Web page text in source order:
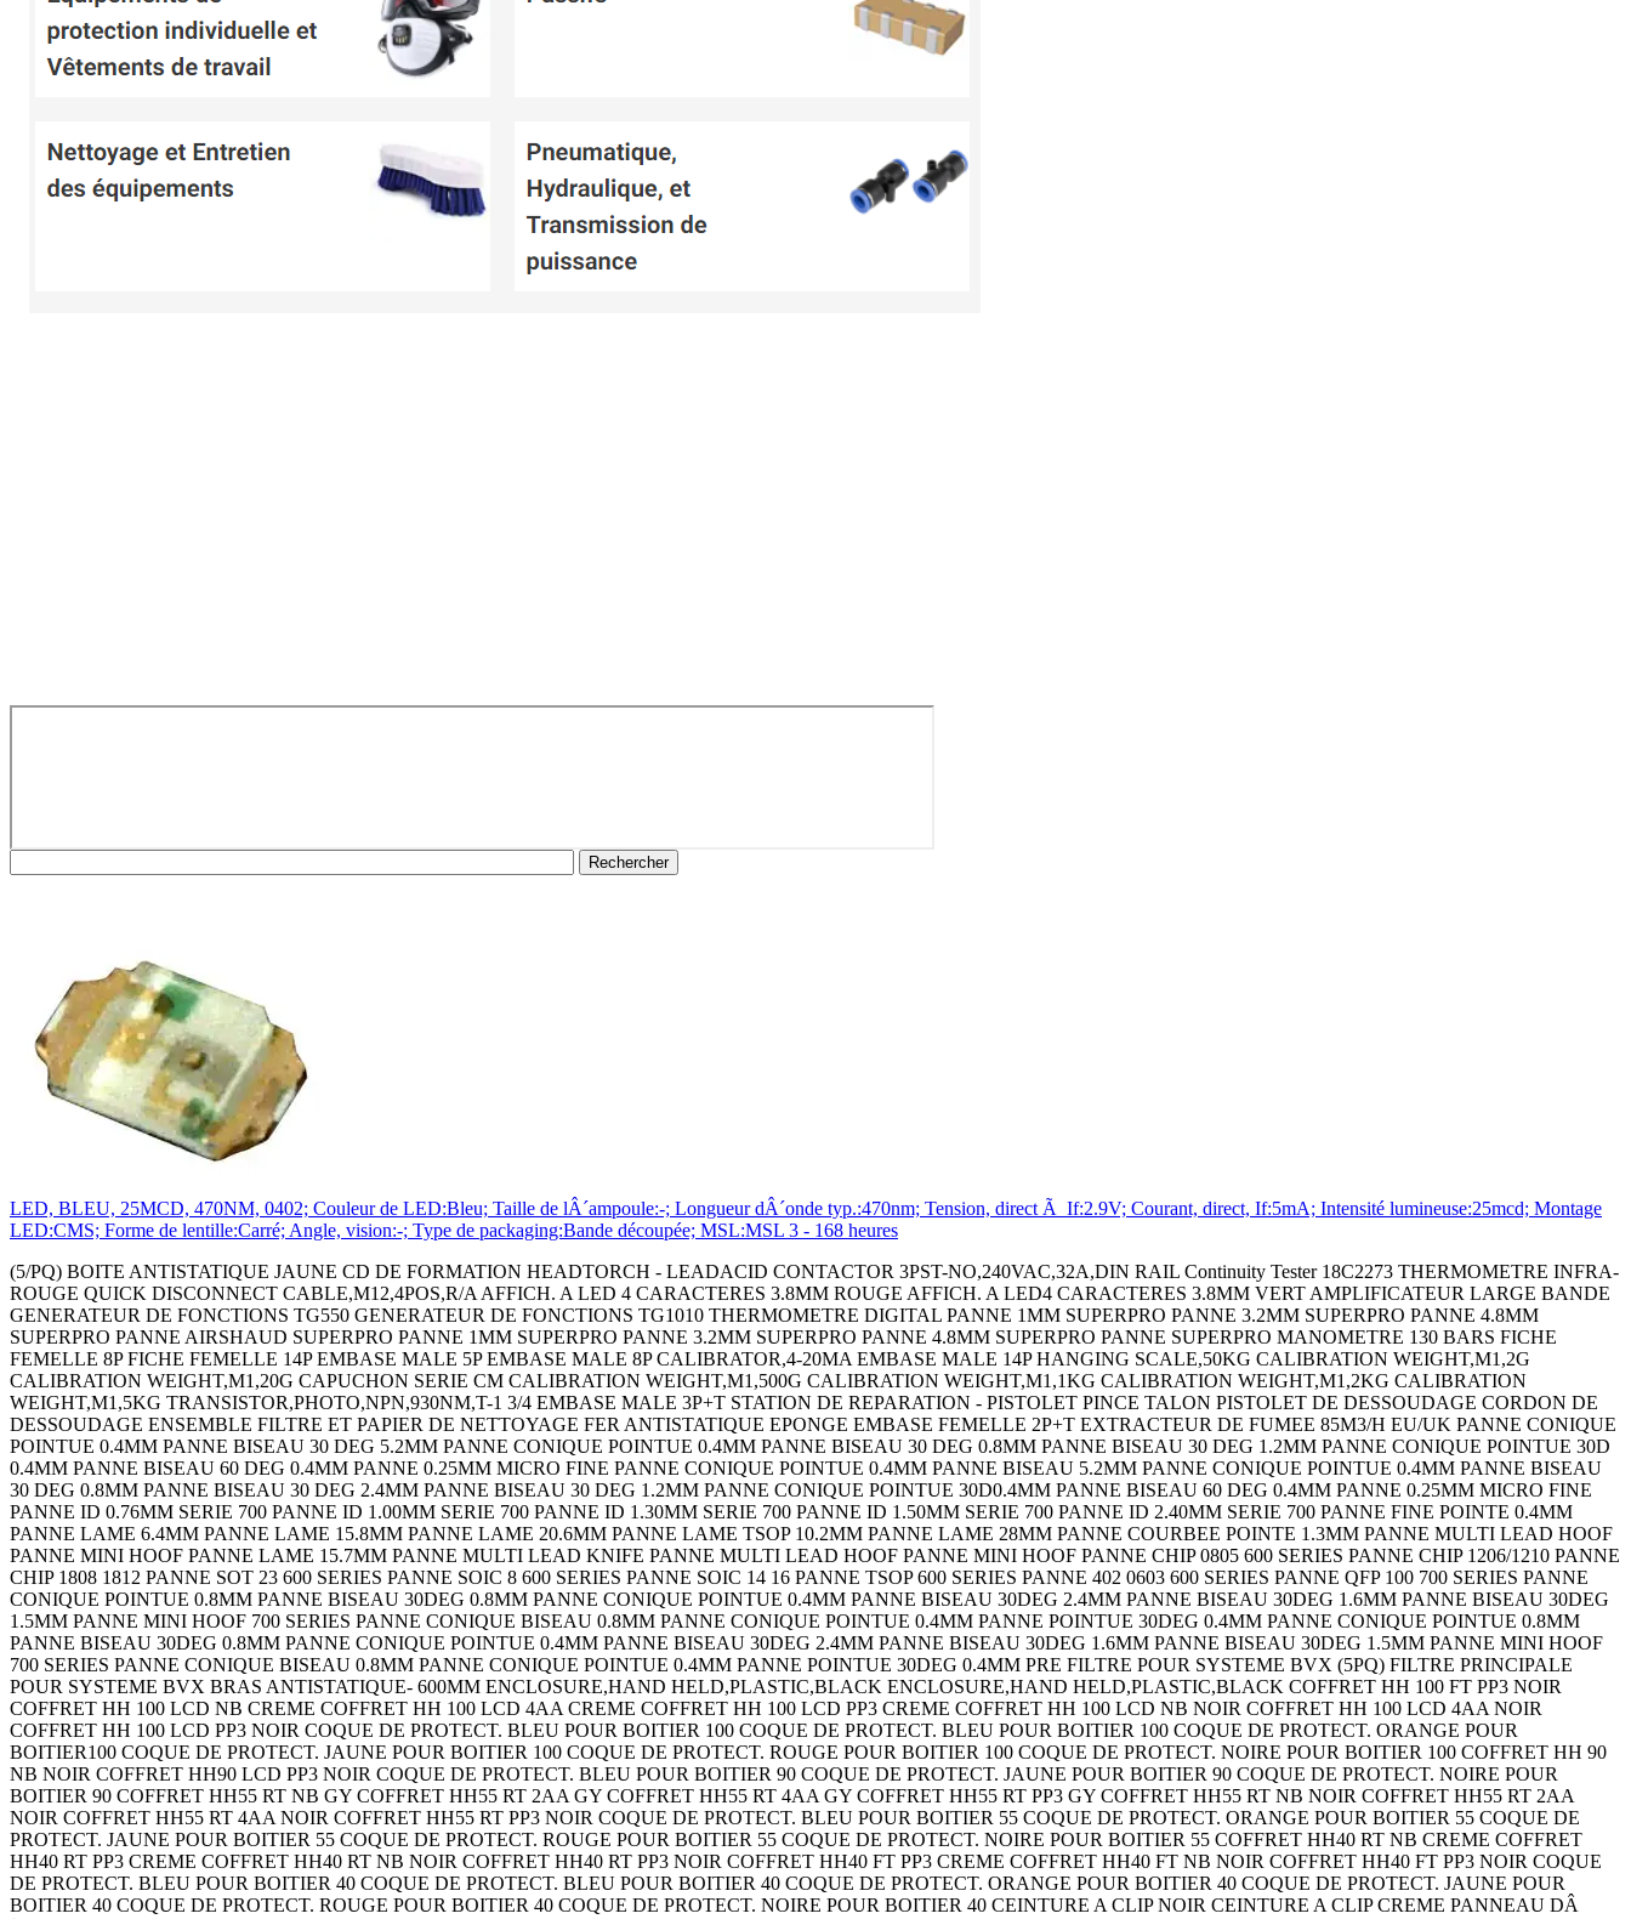
LED, BLEU, 25MCD, 470NM, 0402; Couleur de LED:Bleu; Taille de lÂ´ampoule:-; Longueur dÂ´onde typ.:470nm; Tension, direct Ã If:2.9V; Courant, direct, If:5mA; Intensité lumineuse:25mcd; Montage
LED:CMS; Forme de lentille:Carré; Angle, vision:-; Type de packaging:Bande découpée; MSL:MSL 3 - 168 heures
(5/PQ) BOITE ANTISTATIQUE JAUNE CD DE FORMATION HEADTORCH - LEADACID CONTACTOR 3PST-NO,240VAC,32A,DIN RAIL Continuity Tester 18C2273 THERMOMETRE INFRA-ROUGE QUICK DISCONNECT CABLE,M12,4POS,R/A AFFICH. A LED 4 CARACTERES 3.8MM ROUGE AFFICH. A LED4 CARACTERES 3.8MM VERT AMPLIFICATEUR LARGE BANDE GENERATEUR DE FONCTIONS TG550 GENERATEUR DE FONCTIONS TG1010 THERMOMETRE DIGITAL PANNE 1MM SUPERPRO PANNE 3.2MM SUPERPRO PANNE 4.8MM SUPERPRO PANNE AIRSHAUD SUPERPRO PANNE 1MM SUPERPRO PANNE 3.2MM SUPERPRO PANNE 4.8MM SUPERPRO PANNE SUPERPRO MANOMETRE 130 BARS FICHE FEMELLE 8P FICHE FEMELLE 14P EMBASE MALE 5P EMBASE MALE 8P CALIBRATOR,4-20MA EMBASE MALE 14P HANGING SCALE,50KG CALIBRATION WEIGHT,M1,2G CALIBRATION WEIGHT,M1,20G CAPUCHON SERIE CM CALIBRATION WEIGHT,M1,500G CALIBRATION WEIGHT,M1,1KG CALIBRATION WEIGHT,M1,2KG CALIBRATION WEIGHT,M1,5KG TRANSISTOR,PHOTO,NPN,930NM,T-1 3/4 EMBASE MALE 3P+T STATION DE REPARATION - PISTOLET PINCE TALON PISTOLET DE DESSOUDAGE CORDON DE DESSOUDAGE ENSEMBLE FILTRE ET PAPIER DE NETTOYAGE FER ANTISTATIQUE EPONGE EMBASE FEMELLE 2P+T EXTRACTEUR DE FUMEE 85M3/H EU/UK PANNE CONIQUE POINTUE 0.4MM PANNE BISEAU 30 DEG 5.2MM PANNE CONIQUE POINTUE 0.4MM PANNE BISEAU 30 DEG 0.8MM PANNE BISEAU 30 DEG 1.2MM PANNE CONIQUE POINTUE 30D 0.4MM PANNE BISEAU 60 DEG 0.4MM PANNE 0.25MM MICRO FINE PANNE CONIQUE POINTUE 0.4MM PANNE BISEAU 5.2MM PANNE CONIQUE POINTUE 0.4MM PANNE BISEAU 30 DEG 0.8MM PANNE BISEAU 30 DEG 2.4MM PANNE BISEAU 30 DEG 1.2MM PANNE CONIQUE POINTUE 30D0.4MM PANNE BISEAU 60 DEG 0.4MM PANNE 0.25MM MICRO FINE PANNE ID 0.76MM SERIE 700 PANNE ID 1.00MM SERIE 700 PANNE ID 1.30MM SERIE 700 PANNE ID 1.50MM SERIE 700 PANNE ID 2.40MM SERIE 700 PANNE FINE POINTE 0.4MM PANNE LAME 6.4MM PANNE LAME 15.8MM PANNE LAME 20.6MM PANNE LAME TSOP 10.2MM PANNE LAME 28MM PANNE COURBEE POINTE 1.3MM PANNE MULTI LEAD HOOF PANNE MINI HOOF PANNE LAME 15.7MM PANNE MULTI LEAD KNIFE PANNE MULTI LEAD HOOF PANNE MINI HOOF PANNE CHIP 0805 600 SERIES PANNE CHIP 1206/1210 PANNE CHIP 1808 1812 PANNE SOT 23 600 SERIES PANNE SOIC 8 600 SERIES PANNE SOIC 14 16 PANNE TSOP 600 SERIES PANNE 402 0603 600 SERIES PANNE QFP 100 700 SERIES PANNE CONIQUE POINTUE 0.8MM PANNE BISEAU 30DEG 0.8MM PANNE CONIQUE POINTUE 0.4MM PANNE BISEAU 30DEG 2.4MM PANNE BISEAU 30DEG 1.6MM PANNE BISEAU 30DEG 1.5MM PANNE MINI HOOF 700 SERIES PANNE CONIQUE BISEAU 0.8MM PANNE CONIQUE POINTUE 0.4MM PANNE POINTUE 30DEG 0.4MM PANNE CONIQUE POINTUE 0.8MM PANNE BISEAU 30DEG 0.8MM PANNE CONIQUE POINTUE 0.4MM PANNE BISEAU 30DEG 2.4MM PANNE BISEAU 30DEG 1.6MM PANNE BISEAU 30DEG 1.5MM PANNE MINI HOOF 700 SERIES PANNE CONIQUE BISEAU 0.8MM PANNE CONIQUE POINTUE 0.4MM PANNE POINTUE 30DEG 0.4MM PRE FILTRE POUR SYSTEME BVX (5PQ) FILTRE PRINCIPALE POUR SYSTEME BVX BRAS ANTISTATIQUE- 600MM ENCLOSURE,HAND HELD,PLASTIC,BLACK ENCLOSURE,HAND HELD,PLASTIC,BLACK COFFRET HH 100 FT PP3 NOIR COFFRET HH 100 LCD NB CREME COFFRET HH 100 LCD 4AA CREME COFFRET HH 100 LCD PP3 CREME COFFRET HH 100 LCD NB NOIR COFFRET HH 100 LCD 4AA NOIR COFFRET HH 100 LCD PP3 NOIR COQUE DE PROTECT. BLEU POUR BOITIER 100 COQUE DE PROTECT. BLEU POUR BOITIER 100 COQUE DE PROTECT. ORANGE POUR BOITIER100 COQUE DE PROTECT. JAUNE POUR BOITIER 100 COQUE DE PROTECT. ROUGE POUR BOITIER 100 COQUE DE PROTECT. NOIRE POUR BOITIER 100 COFFRET HH 90 NB NOIR COFFRET HH90 LCD PP3 NOIR COQUE DE PROTECT. BLEU POUR BOITIER 90 COQUE DE PROTECT. JAUNE POUR BOITIER 90 COQUE DE PROTECT. NOIRE POUR BOITIER 90 COFFRET HH55 RT NB GY COFFRET HH55 RT 2AA GY COFFRET HH55 RT 4AA GY COFFRET HH55 RT PP3 GY COFFRET HH55 RT NB NOIR COFFRET HH55 RT 2AA NOIR COFFRET HH55 RT 4AA NOIR COFFRET HH55 RT PP3 NOIR COQUE DE PROTECT. BLEU POUR BOITIER 55 COQUE DE PROTECT. ORANGE POUR BOITIER 55 COQUE DE PROTECT. JAUNE POUR BOITIER 55 COQUE DE PROTECT. ROUGE POUR BOITIER 55 COQUE DE PROTECT. NOIRE POUR BOITIER 55 COFFRET HH40 RT NB CREME COFFRET HH40 RT PP3 CREME COFFRET HH40 RT NB NOIR COFFRET HH40 RT PP3 NOIR COFFRET HH40 FT PP3 CREME COFFRET HH40 FT NB NOIR COFFRET HH40 FT PP3 NOIR COQUE DE PROTECT. BLEU POUR BOITIER 40 COQUE DE PROTECT. BLEU POUR BOITIER 40 COQUE DE PROTECT. ORANGE POUR BOITIER 40 COQUE DE PROTECT. JAUNE POUR BOITIER 40 COQUE DE PROTECT. ROUGE POUR BOITIER 40 COQUE DE PROTECT. NOIRE POUR BOITIER 40 CEINTURE A CLIP NOIR CEINTURE A CLIP CREME PANNEAU DÂ´EXTENSION 100 NOIR SWITCH,SLIDE,SPDT,100mA,THROUGH HOLE CAPACITOR PP FILM 0.22UF,400V,5%,RADIAL BOARD-BOARD CONNECTOR HEADER 20WAY,2ROW RESISTOR,WIREWOUND,0.5 OHM,1W,5% RESISTOR,WIREWOUND,100 OHM,1W,5% RESISTOR,WIREWOUND,300OHM,1W,5% RESISTOR,WIREWOUND,500 OHM,1W,5% RESISTOR,WIREWOUND,240 OHM,5W,5% RESISTOR,WIREWOUND,68 OHM,5W,5% BIPOLAR TRANSISTOR,NPN,80V TO-220 DC-DC CONV,ISO POL,1 O/P,504W,42A,12V DC-DC CONV,ISO POL,1 O/P,504W,18A,2 CRYSTAL,3.6864MHZ,16PF,SMD CRYSTAL,32.768KHZ,6PF,SMD FUSE BLOCK,CLASS CC FUSE FUSE BLOCK,CLASS CC FUSE FUSE BLOCK,10.3 X 38MM FUSE BLOCK,10.3 X 38MM CONTACT,RECEPTACLE,24-18AWG,CRIMP RESISTOR,CURRENT SENSE,50 OHM,15W,1% CAPOT DATAMATE 2MM 12 VOIES RESISTOR,CURRENT SENSE,100KOHM,25W,1% RESISTOR,CURRENT SENSE,1KOHM,30W,1% RESISTOR,CURRENT SENSE,2KOHM,30W,1% SAFETY RELAY,SPST-NO,115VAC,4A SAFETY RELAY,SPST-NO,24VDC,4A TAPE,RETRO REFLECTIVE,25MMX2.5M SENSOR REFLECTOR SENSOR REFLECTOR SENSOR CABLE ASSEMBLY SENSOR MOUNTING BRACKET SENSOR MOUNTING BRACKET PHOTOELECTRIC SENSOR PHOTOELECTRIC SENSOR,0MM TO 43MM,NPN/PNP OUTPUT PHOTOELECTRIC SENSOR PHOTOELECTRIC SENSOR PHOTOELECTRIC SENSOR PHOTOELECTRIC SENSOR CAPOT DATAMATE 2MM 16 VOIES CAPOT DATAMATE 2MM 20 VOIES CIRCUIT BREAKER,HYD-MAG,1P,125V,10A CIRCUIT BREAKER,HYD-MAG,1P,250V,2A CIRCUIT BREAKER,HYD-MAG,1P,250V,5A MOSFET MICRO SWITCH,ROLLER LEVER SPDT 10A 250V SIDE ENTRY HOOD SIZE PG21 ALUMINIUM ALLOY BULKHEAD HOUSING,SIZE 3A,PLASTIC RESISTOR,METAL FILM,49.9 OHM,400mW,1% PINCE A SERTIR RESISTOR,WIREWOUND,33 OHM,5W,5% Wirewound Resistor Wirewound Resistor Wirewound Chassis Mount Wirewound Chassis Mount DIODE MODULE,100V,40A,D-55 DIODE MODULE,100V,70A,D-55 Hook-Up Wire MOUNTING BRACKET MOUNTING BRACKET Hand Held Enclosure TERMINAL,FEMALE DISCONNECT,0.25IN BLUE Ceramic Multilayer Capacitor Capacitance CAPACITOR POLY FILM FILM 1UF,5%,63V, CIRCUIT BREAKER,THERMAL,1P,250V,15A Power Rectifier Diode STANDARD DIODE,35A,800V,DO-203AB TERMINAL BLOCK,PCB,10POS,24-12AWG CONTACT,PIN,14AWG,CRIMP TERMINAL BLOCK,DIN RAIL,2POS,26-14AWG Cable Leaded Process Compatible:Yes SHLD MULTICOND CABLE,5COND,24AWG,1000 CIRCUIT BREAKER,THERMAL MAG,2P,20A MICRO SWITCH,HINGE LEVER,SPDT 15A 250V CHIP INDUCTOR,82NH 300MA 5% 900MHZ CAPACITOR ALUM ELEC 100UF,100V,20%,AXIAL MEASURING,RULER,RULER,MEASURING,RULE CRIMPALL 8000 CRIMPER W/DIE Analog Switch IC On-Resistance,Rds(on): IC,OP-AMP,525KHZ,0.43V/ us,DIP-14 SIP SOCKET,3POS,THROUGH HOLE LED,RED,T-1 3/4 (5MM),11CD,622NM EMBASE DIN FEMELLE 3P LAMP,STACKABLE,IND,RED/GRN/AMB LENS,RECTANGULAR,WHITE CIRCULAR CONNECTOR RCPT,SIZE 14S,6POS,WALL CIRCULAR CONNECTOR PLUG SIZE 13,22POS, RESISTOR,METAL FILM,1 MOHM,3 W,5% ENCLOSURE,BOX,ALUMINIUM,GRAY ENCLOSURE,BOX,ALUMINIUM,GRAY ENCLOSURE,BOX,ALUMINIUM ENCLOSURE,BOX,ALUMINIUM,GRAY ENCLOSURE,BOX,ALUMINIUM ENCLOSURE,BOX,ALUMINIUM,GRAY ENCLOSURE,BOX,ALUMINIUM,GRAY ENCLOSURE,BOX,ALUMINIUM,GRAY CIRCULAR CONNECTOR PLUG,SIZE 22,3POS,CABLE CABLE GLAND (CLAMP) CONTACT,SOCKET,14AWG,CRIMP POWER RELAY,DPDT,110VDC,10A,PC BOARD EMBASE DIN FEMELLES 5P EMBASE DIN FEMELLE 5P TERMINAL,COMPRESSION LUG,3/8IN,CRIMP MICRO SWITCH PIN PLUNGER SPST-NO 5A 250V MICRO SWITCH PIN PLUNGER SPDT 10.1A 250V TVS Diode FICHE DIN FEMELLE 7P TERMINAL BLOCK,BARRIER,3POS,22-12AWG ZENER DIODE,5W,16V,AXIAL FICHE DIN FEMELLE 8P PIECE THERMORETRACTABLE COUDEE TUBE HAUTE TEMPERATURE KYNAR NOIR 1.2M PASSE-FIL THERMORETRACTABLE PASSE-FIL THERMORETRACTABLE 1.2M FICHE DIN FEMELLE 4P GAINE THERMO 12.7MM NOIR 6M FICHE DIN FEMELLE 5P CAPACITOR TANT,150UF,16V,RADIAL 10% CAPACITOR TANT,330UF,6.3V,RADIAL 20% DARLINGTON TRANSISTOR,PNP,-80V,TO-126 FICHE DIN FEMELLE 5P SWITCH,TOGGLE,DPDT,6A,250V SCHOTTKY RECTIFIER,30mA,5V,DO-35 ZENER DIODE,1W,110V,AXIAL STANDARD DIODE,3A,1KV,DO-15 METAL OXIDE VARISTOR,31V,80V,16MM DIS FICHE DIN FEMELLE 6P Zener Diode Bridge Rectifier TRIAC,400V,800mA,TO-92 BIPOLAR TRANSISTOR,PNP,-140V TO-3 IC,QUAD OR GATE,2I/P,DIP-14 FICHE DIN FEMELLE 8P F OITIER. SMART XL COFFRET UNIMET VERSION 2 KIT DE MONTAGE CI UNIMET COFFRET UNIDESK VERSION M200 COFFRET ALUCASE AC 090 COFFRET ALUCASE AC 092 COFFRET ALUCASE ACF 132 COFFRET ALUCASE AC 150 COFFRET ALUCASE ACF 152 BOITIER. ABS CH-4 BOITIER. ABS CH-6 BOITIER. ABS CH-8 BOITIER. ABS CH-8 BOITIER. ABS H-45 BOITIER. ABS H-65 LUBRICANT,375ML,AEROSOL CLOU M2.5X22 PQ250 DIODE,STANDARD,1A,200V,DO-41 FLASQUE DÂ´EXTREMITE GRIS 2.5MM CARTE DE REPERAGE 1-50 (X2) HORIZONTALE INDUCTIVE PROXIMITY SENSOR,3MM,12VDC TO 24VDC ISOLATEUR 3P 25A Ceramic chip capacitor,22 uF,10 VDC,c CERAMIC CHIP CAPACITOR,10 UF,6.3 VDC WIRE-BOARD CONNECTOR,MALE,3POS,1ROW SUPPORT DE CHAINE PORTE CABLE PQ2 SUPPORT DE CHAINE PORTE CABLE PQ2 RESISTOR,WIREWOUND,50 OHM,1W,5% RESISTOR,WIREWOUND,20 OHM,5W,5% Power Resistor BIPOLAR TRANSISTOR,PNP,-120V,TO-220 CONNECTOR CONNECTOR LED,RED,T-1 3/4 (5MM),5MCD,700NM CRYSTAL,10MHZ,16PF,SMD FUSE BLOCK,CLASS CC FUSE FUSE BLOCK,CLASS CC FUSE TERMINAL,MALE DISCONNECT,0.187IN,BLUE TERMINAL,RING TONGUE,#8,CRIMP,BLUE RESISTOR,CURRENT SENSE,0.02 OHM,15W,5% QUICK DISCONNECT CABLE,M12 4POS STRAIGHT QUICK DISCONNECT CABLE,M12,4POS,R/A QUICK DISCONNECT CABLE,M12 4POS STRAIGHT SENSOR MOUNTING BRACKET PHOTOELECTRIC SENSOR CIRCUIT PROTECTOR,HYD-MAG,1P,240V,5A CIRCUIT BREAKER,HYD-MAG,1P,250V,1A SCHOTTKY RECTIFIER,3A 20V DO-201AD Connector Dust Cap For Use With:MIL-C-38 Connector Dust Cap RESISTOR,METAL FILM,249 OHM,600mW,1% Tools,Extractors CAPACITOR CERAMIC 100PF 50V,C0G,5%,AXIAL CAPACITOR CERAMIC 1000PF 50V,C0G,5%,AXIAL MICRO SWITCH,PIN PLUNGER,SPDT 15A 250V CAPACITOR POLY FILM FILM 1UF,10%,63V, CAPACITOR TANT,10UF,50V,AXIAL 10% Wirewound Resistor Wirewound Chassis Mount LAMP,STACKABLE,IND,RYG Indicating Light - 3 Lights - D - 24V AC Indicating Light - 3 Lights - D